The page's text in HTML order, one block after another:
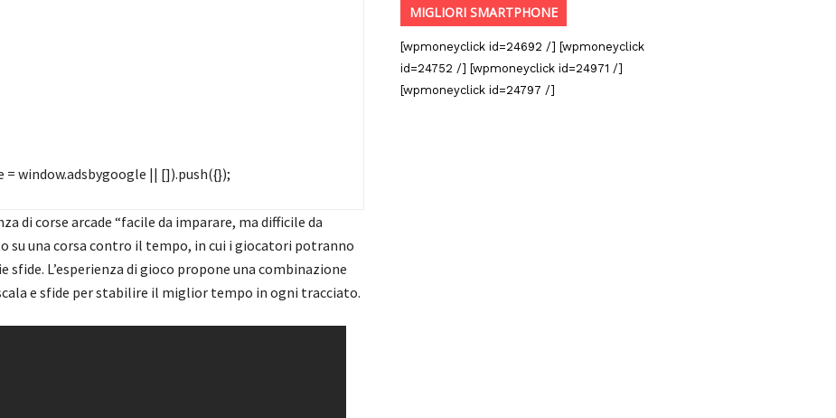
= window.adsbygoogle || []).push({});
di corse arcade “facile da imparare, ma difficile da
su una corsa contro il tempo, in cui i giocatori potranno
L’esperienza di gioco propone una combinazione
e sfide per stabilire il miglior tempo in ogni tracciato.
MIGLIORI SMARTPHONE
[wpmoneyclick id=24692 /] [wpmoneyclick
id=24752 /] [wpmoneyclick id=24971 /]
[wpmoneyclick id=24797 /]